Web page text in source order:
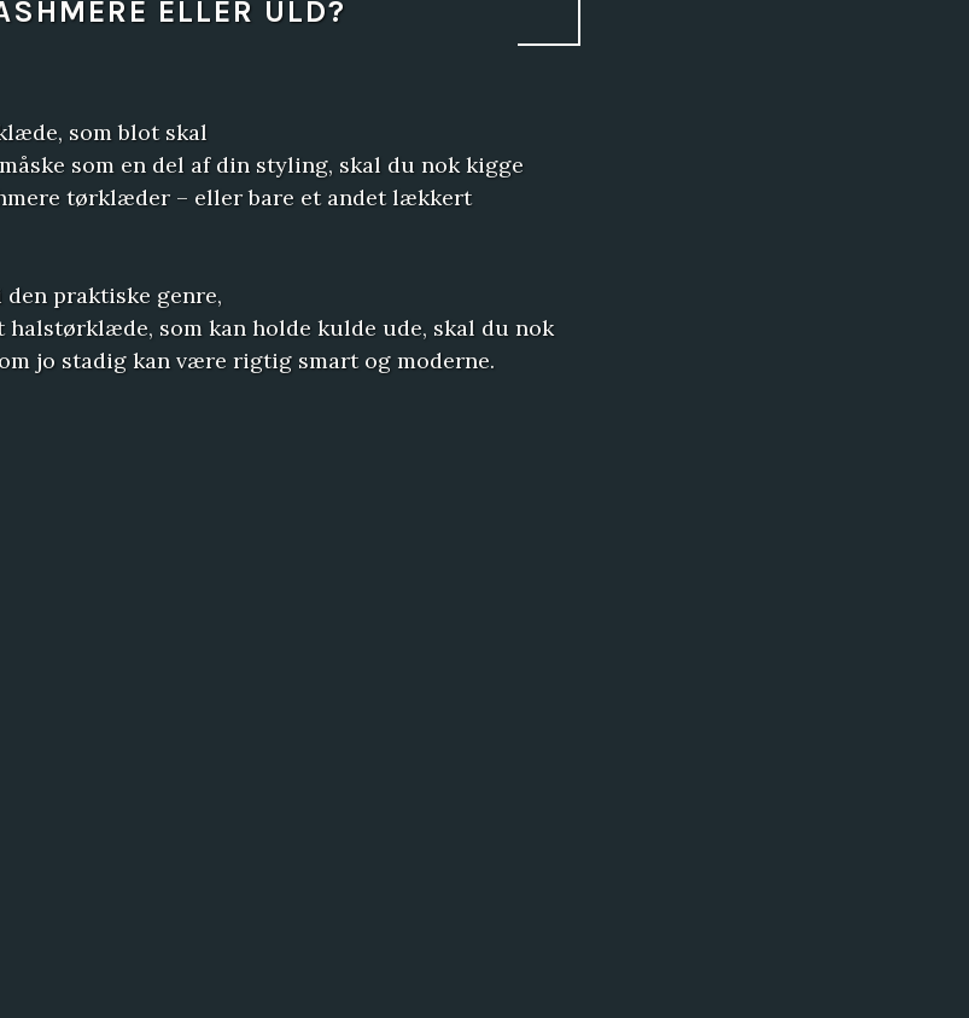
ELLER ULD?
som blot skal
som en del af din styling, skal du nok kigge
tørklæder – eller bare et andet lækkert
praktiske genre,
som kan holde kulde ude, skal du nok
jo stadig kan være rigtig smart og moderne.